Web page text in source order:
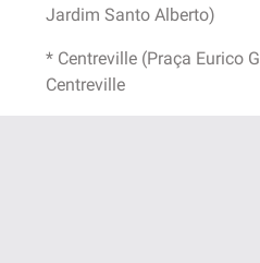
Jardim Santo Alberto)
* Centreville (Praça Eurico
Centreville